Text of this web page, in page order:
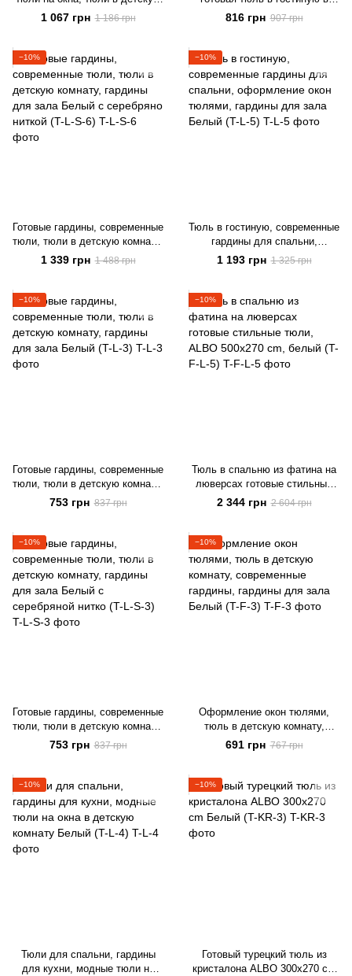
комнату, тюли на кухню Белый
ALBO 500x270 cm (T-F-5)
1 067 грн 1 186 грн
современном стиле на тесьме
816 грн 907 грн
−10%
Готовые гардины, современные
тюли, тюли в детскую комнату,
гардины для зала Белый с
серебряно ниткой (T-L-S-6)
1 339 грн 1 488 грн
−10%
Тюль в гостиную, современные
гардины для спальни,
оформление окон тюлями,
гардины для зала Белый (T-L-
1 193 грн 1 325 грн
−10%
Готовые гардины, современные
тюли, тюли в детскую комнату,
гардины для зала Белый (T-L-
753 грн 837 грн
−10%
Тюль в спальню из фатина на
люверсах готовые стильные
тюли, ALBO 500x270 cm,
белый (T-F-L-5)
2 344 грн 2 604 грн
−10%
Готовые гардины, современные
тюли, тюли в детскую комнату,
гардины для зала Белый с
серебряной нитко (T-L-S-3)
753 грн 837 грн
−10%
Оформление окон тюлями,
тюль в детскую комнату,
современные гардины,
гардины для зала Белый (T-F-
691 грн 767 грн
−10%
Тюли для спальни, гардины
для кухни, модные тюли на
−10%
Готовый турецкий тюль из
кристалона ALBO 300x270 cm